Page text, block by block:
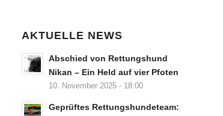
AKTUELLE NEWS
Abschied von Rettungshund
Nikan – Ein Held auf vier Pfoten
10. November 2025 - 18:00
Geprüftes Rettungshundeteam: